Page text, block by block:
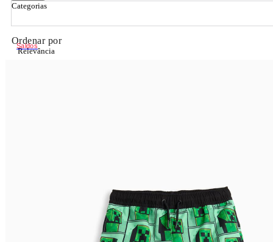
Categorias
Ordenar por
Relevância
Saldos